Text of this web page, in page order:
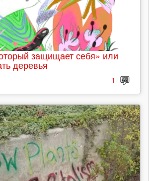
защищает себя» или
деревья
1